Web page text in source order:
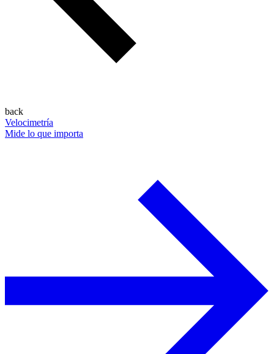
back
Velocimetría
Mide lo que importa